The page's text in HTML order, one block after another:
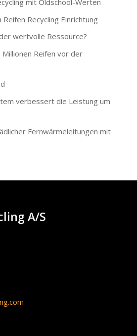
mit Oldschool-Werten
Recycling Einrichtung
wertvolle Ressource?
Millionen Reifen vor der
verbessert die Leistung um
Fernwärmeleitungen mit
A/S